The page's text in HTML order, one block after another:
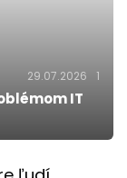
29.07.2026 1
IT